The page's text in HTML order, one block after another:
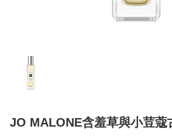
JO MALONE含羞草與小荳蔻